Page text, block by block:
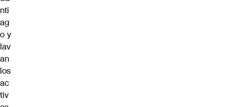
nti
ag
o y
lav
an
los
ac
tiv